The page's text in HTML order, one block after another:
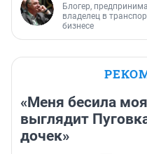
Блогер,
владелец в
бизнесе
«Меня бесила
выглядит
дочек»